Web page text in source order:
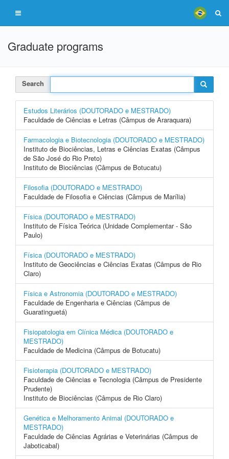
Graduate programs
Search
Estudos Literários (DOUTORADO e MESTRADO)
Faculdade de Ciências e Letras (Câmpus de Araraquara)
Farmacologia e Biotecnologia (DOUTORADO e MESTRADO)
Instituto de Biociências, Letras e Ciências Exatas (Câmpus
de São José do Rio Preto)
Instituto de Biociências (Câmpus de Botucatu)
Filosofia (DOUTORADO e MESTRADO)
Faculdade de Filosofia e Ciências (Câmpus de Marília)
Física (DOUTORADO e MESTRADO)
Instituto de Física Teórica (Unidade Complementar - São
Paulo)
Física (DOUTORADO e MESTRADO)
Instituto de Geociências e Ciências Exatas (Câmpus de Rio
Claro)
Física e Astronomia (DOUTORADO e MESTRADO)
Faculdade de Engenharia e Ciências (Câmpus de
Guaratinguetá)
Fisiopatologia em Clínica Médica (DOUTORADO e
MESTRADO)
Faculdade de Medicina (Câmpus de Botucatu)
Fisioterapia (DOUTORADO e MESTRADO)
Faculdade de Ciências e Tecnologia (Câmpus de Presidente
Prudente)
Instituto de Biociências (Câmpus de Rio Claro)
Genética e Melhoramento Animal (DOUTORADO e
MESTRADO)
Faculdade de Ciências Agrárias e Veterinárias (Câmpus de
Jaboticabal)